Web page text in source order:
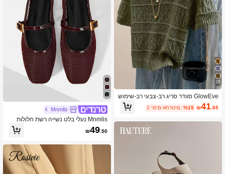
26
GlowEve סוודר סריג רב-צבעי רב-שימוש
י בסגנון אופנה אירופאי-אמריקאי חדש
₪41.65
%15 2 ימים אחרונים Mnmlis
Mnmlis נעלי בלט נשייה רשת חלולות
₪49.50